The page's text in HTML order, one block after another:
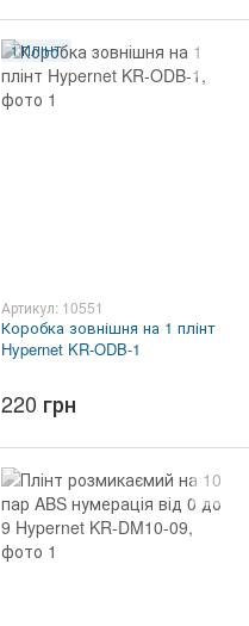
1 ПЛІНТ
Артикул: 10551
Коробка зовнішня на 1 плінт
Hypernet KR-ODB-1
220 грн